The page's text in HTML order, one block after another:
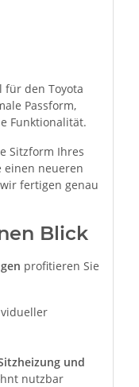
für den Toyota
Passform,
Funktionalität.
Sitzform Ihres
einen neueren
fertigen genau
Blick
profitieren Sie
und
nutzbar